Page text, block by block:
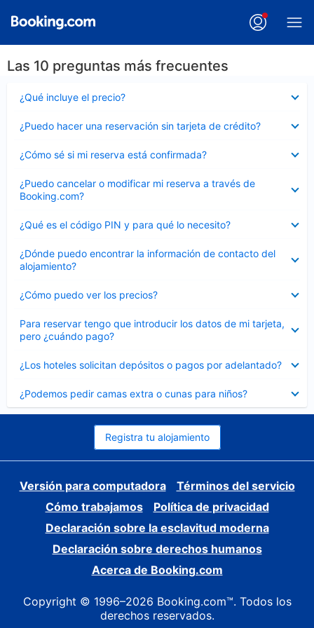
Las 10 preguntas más frecuentes
¿Qué incluye el precio?
cerrado
¿Puedo hacer una reservación sin tarjeta de crédito?
cerrado
¿Cómo sé si mi reserva está confirmada?
cerrado
¿Puedo cancelar o modificar mi reserva a través de
Booking.com?
cerrado
¿Qué es el código PIN y para qué lo necesito?
cerrado
¿Dónde puedo encontrar la información de contacto del
alojamiento?
cerrado
¿Cómo puedo ver los precios?
cerrado
Para reservar tengo que introducir los datos de mi tarjeta,
pero ¿cuándo pago?
cerrado
¿Los hoteles solicitan depósitos o pagos por adelantado?
cerrado
¿Podemos pedir camas extra o cunas para niños?
cerrado
Registra tu alojamiento
Versión para computadora
Términos del servicio
Cómo trabajamos
Política de privacidad
Declaración sobre la esclavitud moderna
Declaración sobre derechos humanos
Acerca de Booking.com
Copyright © 1996–2026 Booking.com™. Todos los
derechos reservados.